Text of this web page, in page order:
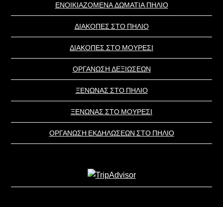
ΕΝΟΙΚΙΑΖΟΜΕΝΑ ΔΩΜΑΤΙΑ ΠΗΛΙΟ
ΔΙΑΚΟΠΕΣ ΣΤΟ ΠΗΛΙΟ
ΔΙΑΚΟΠΕΣ ΣΤΟ ΜΟΥΡΕΣΙ
ΟΡΓΑΝΩΣΗ ΔΕΞΙΩΣΕΩΝ
ΞΕΝΩΝΑΣ ΣΤΟ ΠΗΛΙΟ
ΞΕΝΩΝΑΣ ΣΤΟ ΜΟΥΡΕΣΙ
ΟΡΓΑΝΩΣΗ ΕΚΔΗΛΩΣΕΩΝ ΣΤΟ ΠΗΛΙΟ